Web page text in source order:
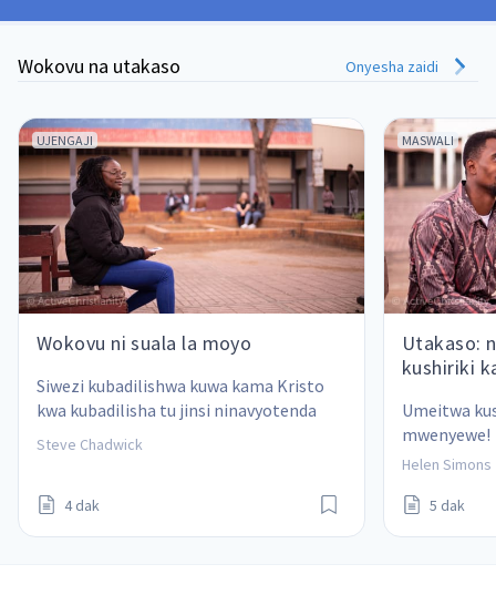
Wokovu na utakaso Onyesha zaidi
UJENGAJI
Wokovu ni suala la moyo
Siwezi kubadilishwa kuwa kama Kristo
kwa kubadilisha tu jinsi ninavyotenda
kwa nje au kwa kuishi tu maisha mazuri
Steve Chadwick
4 dak
MASWALI
Utakaso:
kushiriki
Umeitwa
mwenyewe!
Helen Simons
5 dak